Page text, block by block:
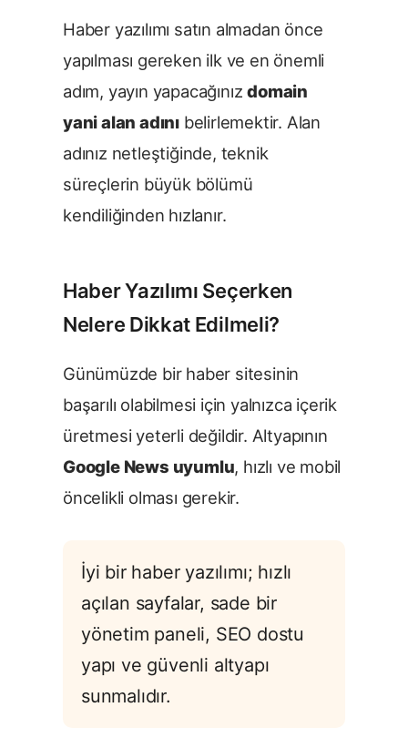
Haber yazılımı satın almadan önce
yapılması gereken ilk ve en önemli
adım, yayın yapacağınızdomain
yani alan adını belirlemektir. Alan
adınız netleştiğinde, teknik
süreçlerin büyük bölümü
kendiliğinden hızlanır.
Haber Yazılımı Seçerken
Nelere Dikkat Edilmeli?
Günümüzde bir haber sitesinin
başarılı olabilmesi için yalnızca içerik
üretmesi yeterli değildir. Altyapının
Google News uyumlu, hızlı ve mobil
öncelikli olması gerekir.
İyi bir haber yazılımı; hızlı
açılan sayfalar, sade bir
yönetim paneli, SEO dostu
yapı ve güvenli altyapı
sunmalıdır.